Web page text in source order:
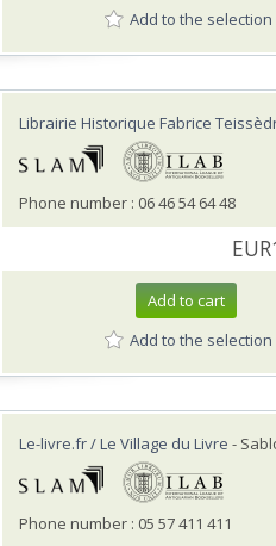
Add to the selection
Librairie Historique Fabrice
Phone number : 06 46 54 64 48
Add to cart
Add to the selection
Le-livre.fr / Le Village du Livre -
Phone number : 05 57 411 411